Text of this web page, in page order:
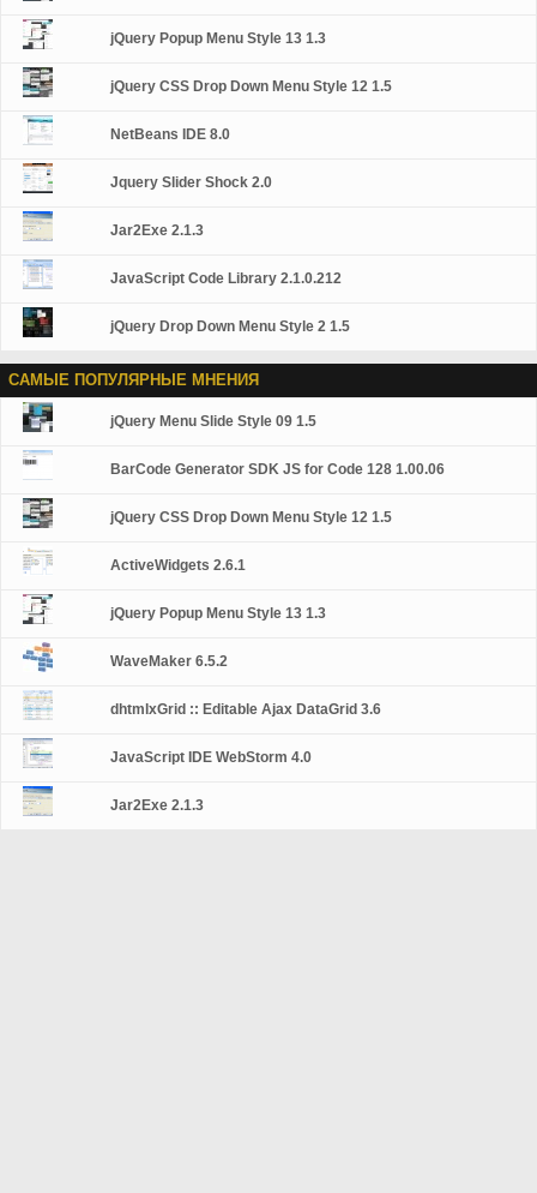
jQuery Popup Menu Style 13 1.3
jQuery CSS Drop Down Menu Style 12 1.5
NetBeans IDE 8.0
Jquery Slider Shock 2.0
Jar2Exe 2.1.3
JavaScript Code Library 2.1.0.212
jQuery Drop Down Menu Style 2 1.5
САМЫЕ ПОПУЛЯРНЫЕ МНЕНИЯ
jQuery Menu Slide Style 09 1.5
BarCode Generator SDK JS for Code 128 1.00.06
jQuery CSS Drop Down Menu Style 12 1.5
ActiveWidgets 2.6.1
jQuery Popup Menu Style 13 1.3
WaveMaker 6.5.2
dhtmlxGrid :: Editable Ajax DataGrid 3.6
JavaScript IDE WebStorm 4.0
Jar2Exe 2.1.3